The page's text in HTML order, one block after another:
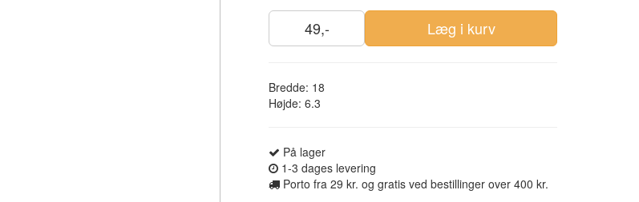
49,- Læg i kurv
Bredde: 18
Højde: 6.3
På lager
1-3 dages levering
Porto fra 29 kr. og gratis ved bestillinger over 400 kr.